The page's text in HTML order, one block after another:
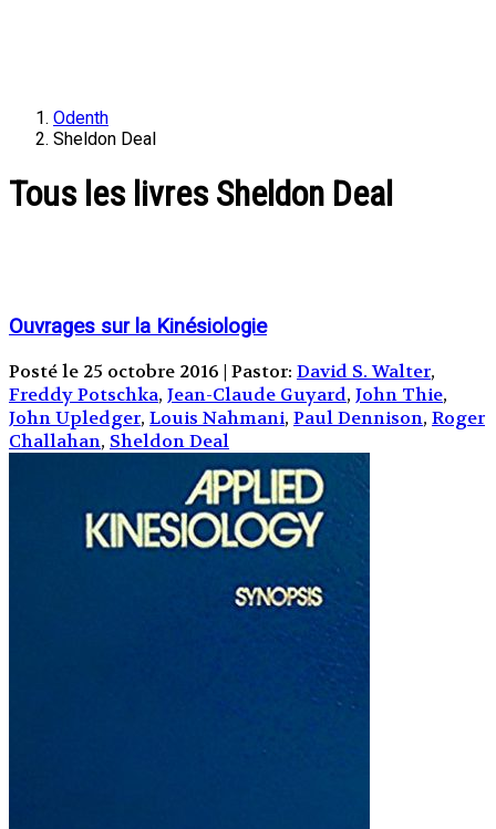
Odenth
Sheldon Deal
Tous les livres Sheldon Deal
Ouvrages sur la Kinésiologie
Posté le 25 octobre 2016 | Pastor: David S. Walter,
Freddy Potschka, Jean-Claude Guyard, John Thie,
John Upledger, Louis Nahmani, Paul Dennison, Roger
Challahan, Sheldon Deal